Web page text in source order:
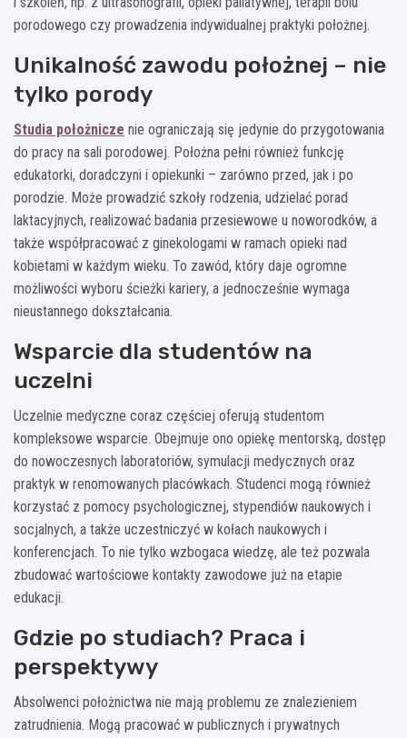
porodowego czy prowadzenia indywidualnej praktyki położnej.
Unikalność zawodu położnej – nie
tylko porody
Studia położnicze nie ograniczają się jedynie do przygotowania
do pracy na sali porodowej. Położna pełni również funkcję
edukatorki, doradczyni i opiekunki – zarówno przed, jak i po
porodzie. Może prowadzić szkoły rodzenia, udzielać porad
laktacyjnych, realizować badania przesiewowe u noworodków, a
także współpracować z ginekologami w ramach opieki nad
kobietami w każdym wieku. To zawód, który daje ogromne
możliwości wyboru ścieżki kariery, a jednocześnie wymaga
nieustannego dokształcania.
Wsparcie dla studentów na
uczelni
Uczelnie medyczne coraz częściej oferują studentom
kompleksowe wsparcie. Obejmuje ono opiekę mentorską, dostęp
do nowoczesnych laboratoriów, symulacji medycznych oraz
praktyk w renomowanych placówkach. Studenci mogą również
korzystać z pomocy psychologicznej, stypendiów naukowych i
socjalnych, a także uczestniczyć w kołach naukowych i
konferencjach. To nie tylko wzbogaca wiedzę, ale też pozwala
zbudować wartościowe kontakty zawodowe już na etapie
edukacji.
Gdzie po studiach? Praca i
perspektywy
Absolwenci położnictwa nie mają problemu ze znalezieniem
zatrudnienia. Mogą pracować w publicznych i prywatnych